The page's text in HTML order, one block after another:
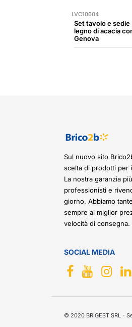
LVC10604
Set tavolo e sedie
legno di acacia
Genova
Sul nuovo sito
scelta di prodotti per
La nostra garanzia
professionisti e
giorno. Abbiamo
sempre al miglior
velocità di consegna.
SOCIAL MEDIA
© 2020 BRIGEST SRL -